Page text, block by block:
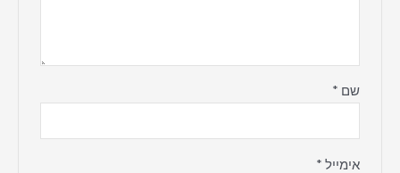
שם *
אימייל *